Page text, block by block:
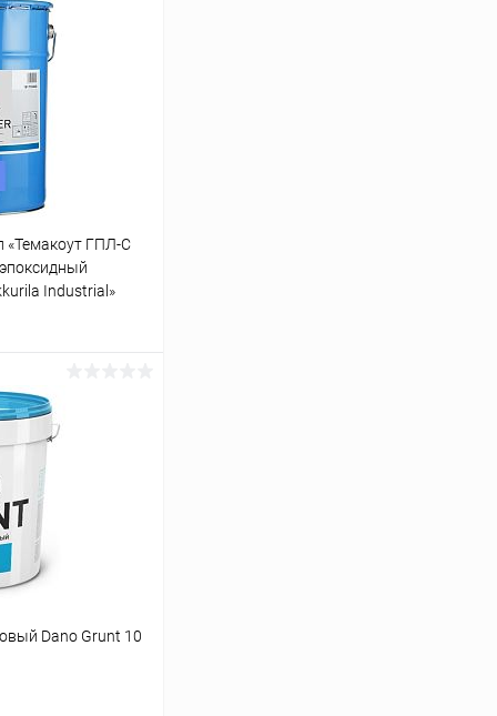
«Темакоут ГПЛ-С
Industrial»
Сравнение
В наличии
Dano Grunt 10